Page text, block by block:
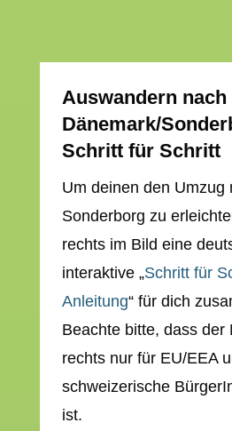
Auswandern nach
Dänemark/
Schritt für Schritt
Um deinen den Umzug
Sonderborg zu
rechts im Bild eine
interaktive „Schritt für
Anleitung“ für dich
Beachte bitte, dass der
rechts nur für EU/EEA
schweizerische
ist.